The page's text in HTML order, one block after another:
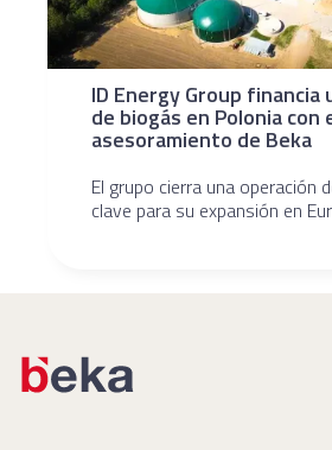
ID Energy Group financia
de biogás en Polonia con
asesoramiento de Beka
El grupo cierra una operación
clave para su expansión en